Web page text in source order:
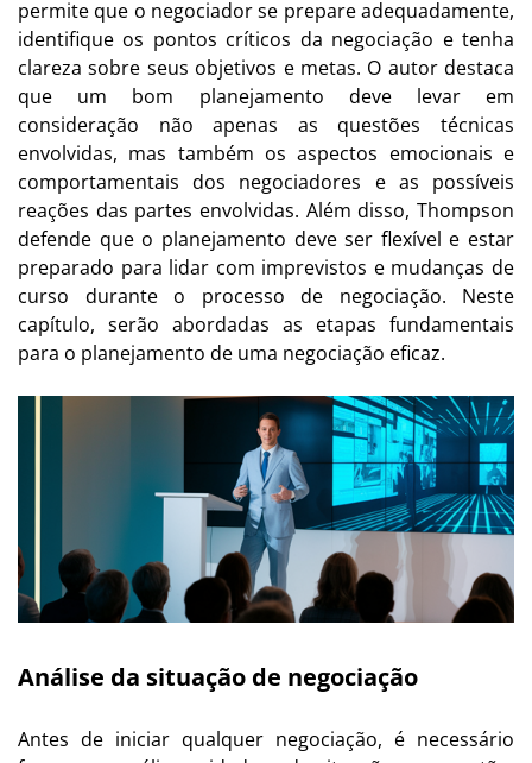
permite que o negociador se prepare adequadamente,
identifique os pontos críticos da negociação e tenha
clareza sobre seus objetivos e metas. O autor destaca
que um bom planejamento deve levar em
consideração não apenas as questões técnicas
envolvidas, mas também os aspectos emocionais e
comportamentais dos negociadores e as possíveis
reações das partes envolvidas. Além disso, Thompson
defende que o planejamento deve ser flexível e estar
preparado para lidar com imprevistos e mudanças de
curso durante o processo de negociação. Neste
capítulo, serão abordadas as etapas fundamentais
para o planejamento de uma negociação eficaz.
Análise da situação de negociação
Antes de iniciar qualquer negociação, é necessário